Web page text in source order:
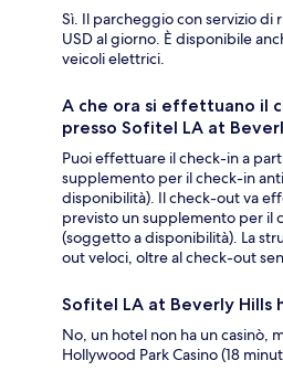
Sì. Il parcheggio con servizio di
USD al giorno. È disponibile
veicoli elettrici.
A che ora si effettuano il
presso Sofitel LA at
Puoi effettuare il check-in a
supplemento per il check-in
disponibilità). Il check-out va
previsto un supplemento per il
(soggetto a disponibilità). La
out veloci, oltre al check-out
Sofitel LA at Beverly Hills
No, un hotel non ha un casinò,
Hollywood Park Casino (18